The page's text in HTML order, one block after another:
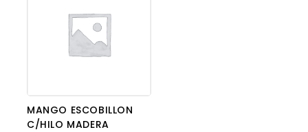
MANGO ESCOBILLON
C/HILO MADERA